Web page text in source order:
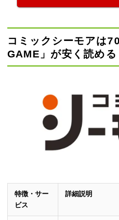
コミックシーモアは
GAME」が安く読める
特徴・サー
ビス
詳細説明